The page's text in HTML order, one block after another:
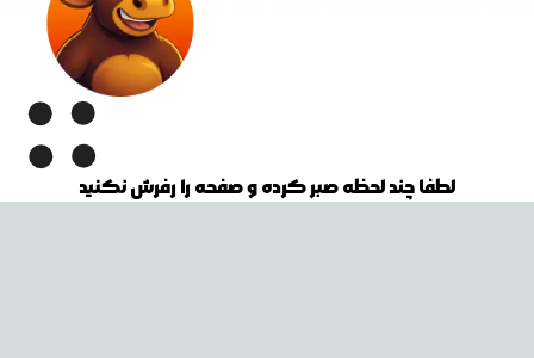
لطفا چند لحظه صبر کرده و صفحه را رفرش نکنید